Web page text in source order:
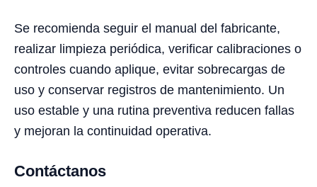
Se recomienda seguir el manual del fabricante,
realizar limpieza periódica, verificar calibraciones o
controles cuando aplique, evitar sobrecargas de
uso y conservar registros de mantenimiento. Un
uso estable y una rutina preventiva reducen fallas
y mejoran la continuidad operativa.
Contáctanos